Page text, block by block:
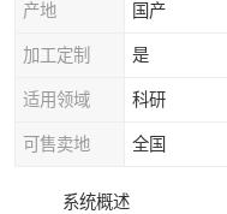
产地 国产
加工定制 是
适用领域 科研
可售卖地 全国
系统概述